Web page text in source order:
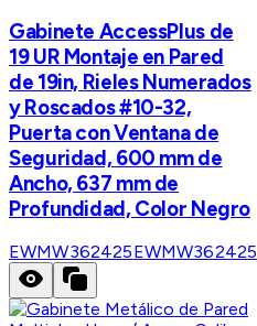
Gabinete AccessPlus de
19 UR Montaje en Pared
de 19in, Rieles Numerados
y Roscados #10-32,
Puerta con Ventana de
Seguridad, 600 mm de
Ancho, 637 mm de
Profundidad, Color Negro
EWMW362425EWMW362425